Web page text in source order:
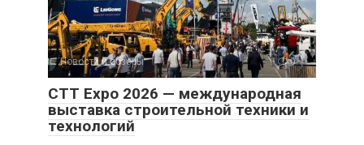
Новости и обзоры 0
CTT Expo 2026 — международная
выставка строительной техники и
технологий